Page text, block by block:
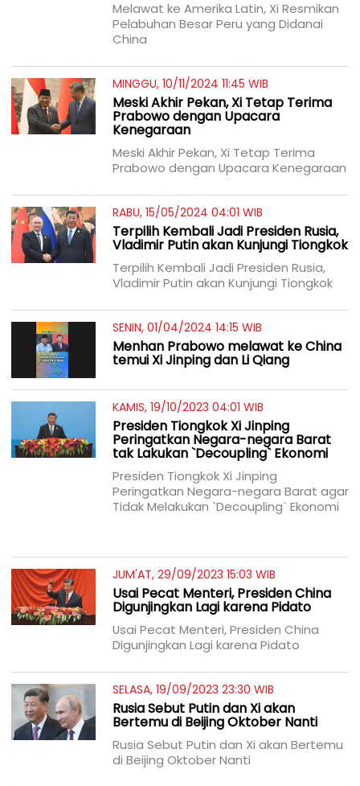
Melawat ke Amerika Latin, Xi Resmikan
Pelabuhan Besar Peru yang Didanai
China
MINGGU, 10/11/2024 11:45 WIB
Meski Akhir Pekan, Xi Tetap Terima
Prabowo dengan Upacara
Kenegaraan
Meski Akhir Pekan, Xi Tetap Terima
Prabowo dengan Upacara Kenegaraan
RABU, 15/05/2024 04:01 WIB
Terpilih Kembali Jadi Presiden Rusia,
Vladimir Putin akan Kunjungi Tiongkok
Terpilih Kembali Jadi Presiden Rusia,
Vladimir Putin akan Kunjungi Tiongkok
SENIN, 01/04/2024 14:15 WIB
Menhan Prabowo melawat ke China
temui Xi Jinping dan Li Qiang
KAMIS, 19/10/2023 04:01 WIB
Presiden Tiongkok Xi Jinping
Peringatkan Negara-negara Barat
tak Lakukan `Decoupling` Ekonomi
Presiden Tiongkok Xi Jinping
Peringatkan Negara-negara Barat agar
Tidak Melakukan `Decoupling` Ekonomi
JUM'AT, 29/09/2023 15:03 WIB
Usai Pecat Menteri, Presiden China
Digunjingkan Lagi karena Pidato
Usai Pecat Menteri, Presiden China
Digunjingkan Lagi karena Pidato
SELASA, 19/09/2023 23:30 WIB
Rusia Sebut Putin dan Xi akan
Bertemu di Beijing Oktober Nanti
Rusia Sebut Putin dan Xi akan Bertemu
di Beijing Oktober Nanti